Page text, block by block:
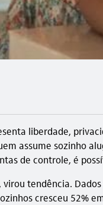
liberdade,
assume sozinho
de controle, é
tendência.
cresceu 52%